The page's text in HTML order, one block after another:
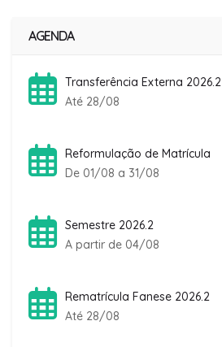
AGENDA
Transferência Externa 2026.2
Até 28/08
Reformulação de Matrícula
De 01/08 a 31/08
Semestre 2026.2
A partir de 04/08
Rematrícula Fanese 2026.2
Até 28/08